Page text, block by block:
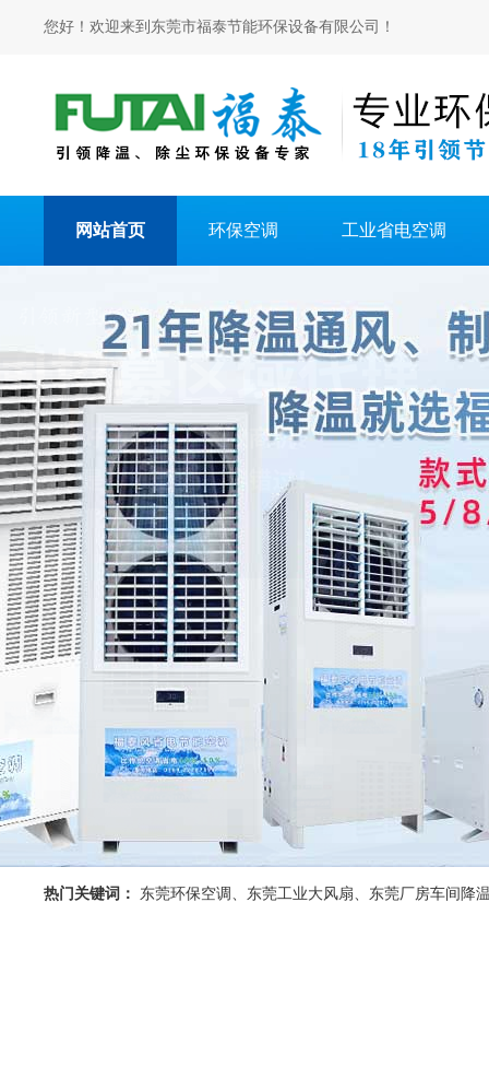
您好！欢迎来到东莞市福泰节能环保设备有限公司！
网站首页 环保空调 工业省电空调
热门关键词： 东莞环保空调、东莞工业大风扇、东莞厂房车间降